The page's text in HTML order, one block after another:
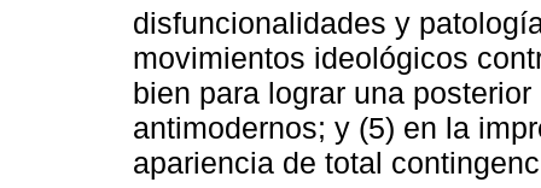
disfuncionalidades y
movimientos ideológicos
bien para lograr una
antimodernos; y (5) en la
apariencia de total